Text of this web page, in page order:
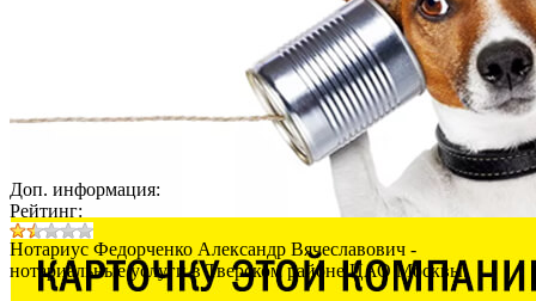
Доп. информация:
Рейтинг:
Нотариус Федорченко Александр Вячеславович -
нотариальные услуги в Тверском районе ЦАО Москвы.